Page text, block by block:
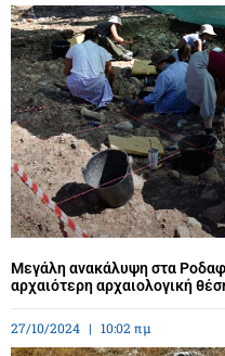
Μεγάλη ανακάλυψη στα
αρχαιότερη αρχαιολογική
27/10/2024 10:02 πμ